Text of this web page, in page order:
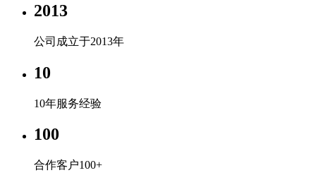
2013
公司成立于2013年
10
10年服务经验
100
合作客户100+